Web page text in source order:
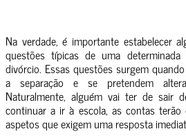
Na verdade, é importante estabelecer
questões típicas de uma
divórcio. Essas questões surgem
a separação e se pretendem
Naturalmente, alguém vai ter de sair
continuar a ir à escola, as contas
aspetos que exigem uma resposta